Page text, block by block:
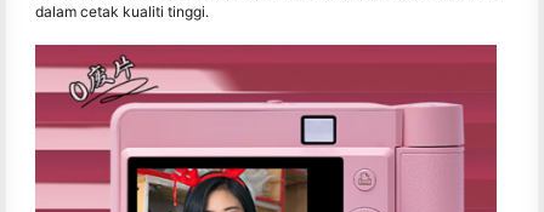
dalam cetak kualiti tinggi.